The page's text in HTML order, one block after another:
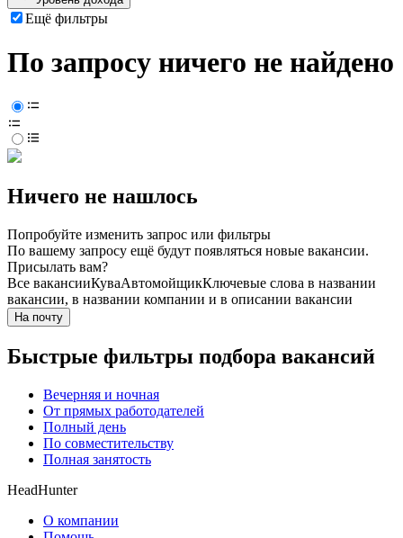
Ещё фильтры
По запросу ничего не найдено
Ничего не нашлось
Попробуйте изменить запрос или фильтры
По вашему запросу ещё будут появляться новые вакансии.
Присылать вам?
Все вакансииКуваАвтомойщикКлючевые слова в названии
вакансии, в названии компании и в описании вакансии
На почту
Быстрые фильтры подбора вакансий
Вечерняя и ночная
От прямых работодателей
Полный день
По совместительству
Полная занятость
HeadHunter
О компании